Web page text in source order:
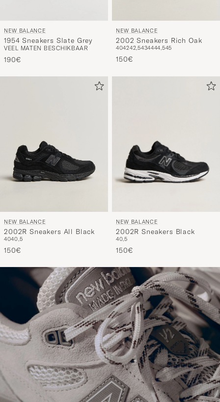
NEW BALANCE
1954 Sneakers Slate Grey
VEEL MATEN BESCHIKBAAR
190€
NEW BALANCE
2002 Sneakers Rich Oak
404242,5434444,545
150€
NEW BALANCE
2002R Sneakers All Black
4040,5
150€
NEW BALANCE
2002R Sneakers Black
40,5
150€